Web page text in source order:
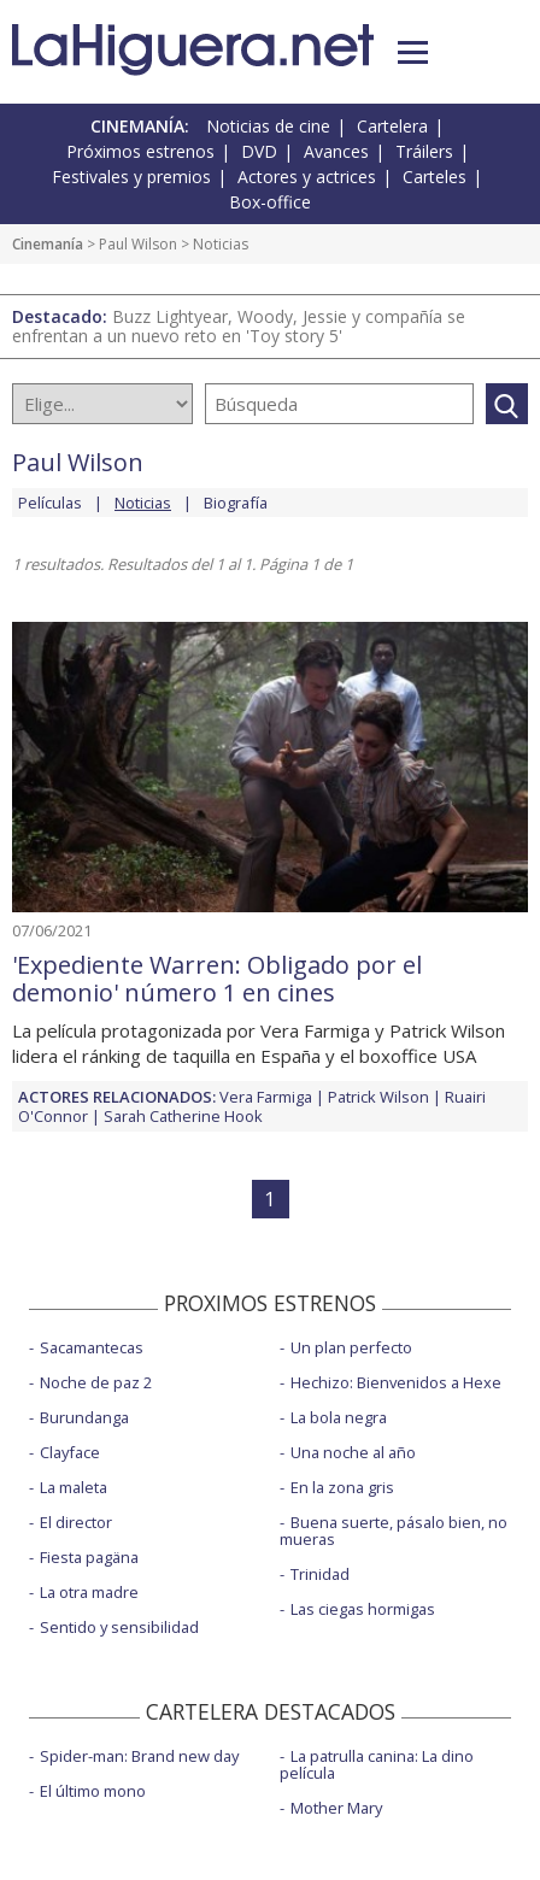
CINEMANÍA: Noticias de cine
Cartelera
Próximos estrenos
DVD Avances
Tráilers
Festivales y premios
Actores y actrices
Carteles
Box-office
Cinemanía > Paul Wilson > Noticias
Destacado: Buzz Lightyear, Woody, Jessie y compañía se
enfrentan a un nuevo reto en 'Toy story 5'
Paul Wilson
Películas Noticias Biografía
1 resultados. Resultados del 1 al 1. Página 1 de 1
07/06/2021
'Expediente Warren: Obligado por el
demonio' número 1 en cines
La película protagonizada por Vera Farmiga y Patrick Wilson
lidera el ránking de taquilla en España y el boxoffice USA
ACTORES RELACIONADOS:Vera Farmiga Patrick Wilson
Ruairi
O'Connor
Sarah Catherine Hook
1
PROXIMOS ESTRENOS
Sacamantecas
Noche de paz 2
Burundanga
Clayface
La maleta
El director
Fiesta pagäna
La otra madre
Sentido y sensibilidad
Un plan perfecto
Hechizo: Bienvenidos a Hexe
La bola negra
Una noche al año
En la zona gris
Buena suerte, pásalo bien, no
mueras
Trinidad
Las ciegas hormigas
CARTELERA DESTACADOS
Spider-man: Brand new day
El último mono
La patrulla canina: La dino
película
Mother Mary